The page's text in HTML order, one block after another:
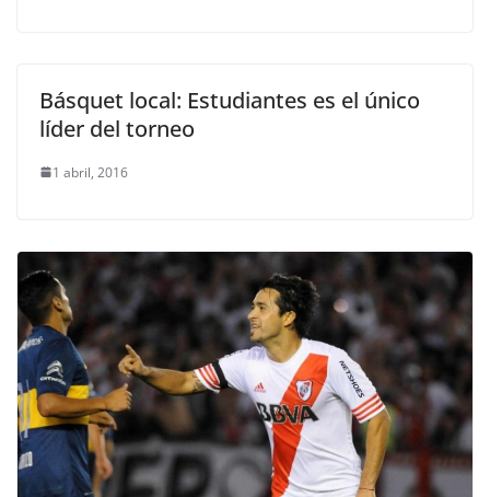
Básquet local: Estudiantes es el único
líder del torneo
1 abril, 2016